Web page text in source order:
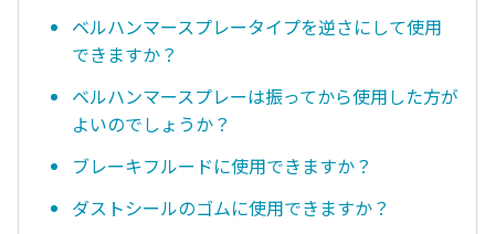
ベルハンマースプレータイプを逆さにして使用
できますか？
ベルハンマースプレーは振ってから使用した方が
よいのでしょうか？
ブレーキフルードに使用できますか？
ダストシールのゴムに使用できますか？